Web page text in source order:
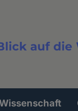
auf die